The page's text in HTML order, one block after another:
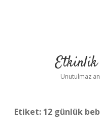
Unutulmaz
Etiket: 12 günlük